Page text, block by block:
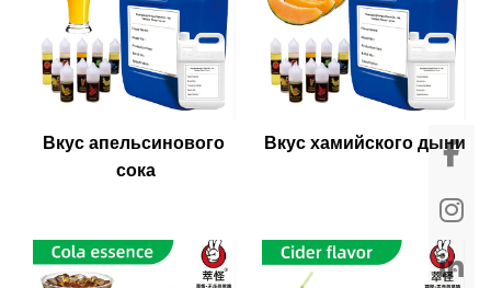
Вкус апельсинового
сока
Вкус хамийского дыни